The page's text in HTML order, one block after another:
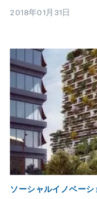
2018年01月31日
ソーシャルイノベーシ